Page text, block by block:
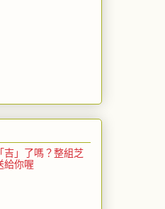
吉」了嗎？整組芝
給你喔